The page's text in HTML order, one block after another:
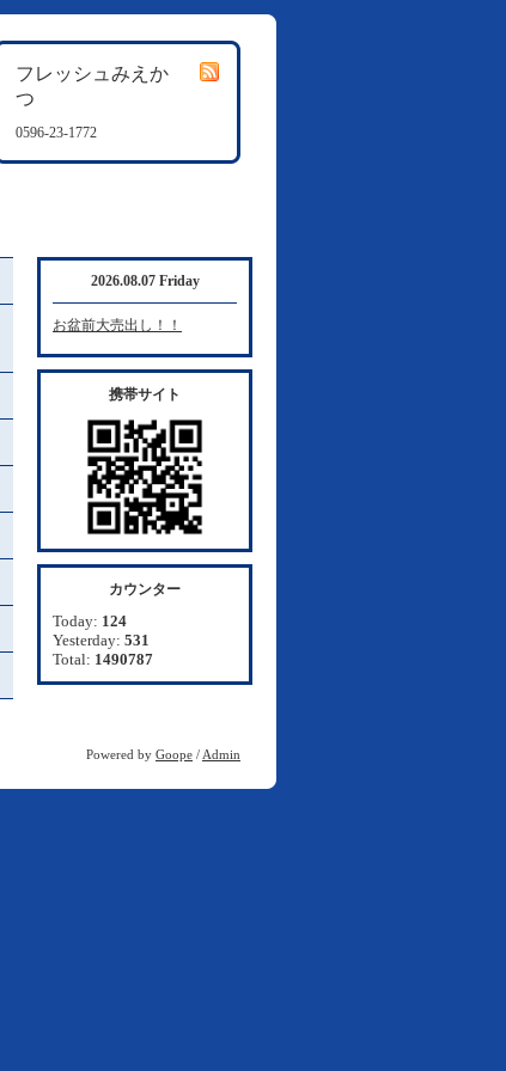
フレッシュみえか
つ
0596-23-1772
2026.08.07 Friday
お盆前大売出し！！
携帯サイト
カウンター
Today: 124
Yesterday: 531
Total: 1490787
Powered by Goope / Admin